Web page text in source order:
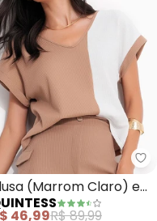
- Blusa (Marrom) em
(Marrom Claro) em
Texturizada
46,99R$ 89,99